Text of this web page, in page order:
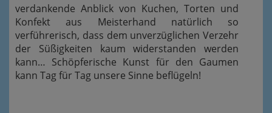
verdankende Anblick von Kuchen, Torten und
Konfekt aus Meisterhand natürlich so
verführerisch, dass dem unverzüglichen Verzehr
der Süßigkeiten kaum widerstanden werden
kann… Schöpferische Kunst für den Gaumen
kann Tag für Tag unsere Sinne beflügeln!